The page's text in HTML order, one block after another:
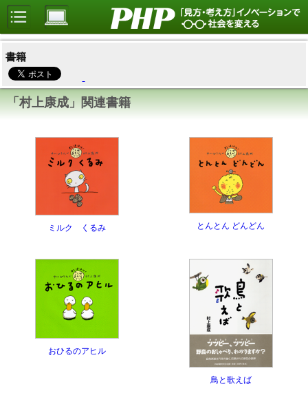
書籍
「村上康成」関連書籍
ミルク くるみ とんとん どんどん
おひるのアヒル
鳥と歌えば